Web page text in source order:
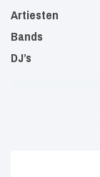
Artiesten
Bands
DJ’s